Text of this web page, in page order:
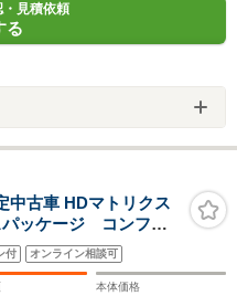
見積依頼
る
古車 HDマトリクス
ッケージ コンフォ
ルホイールステアリ
ラーアンビエント
付 オンライン相談可
本体価格